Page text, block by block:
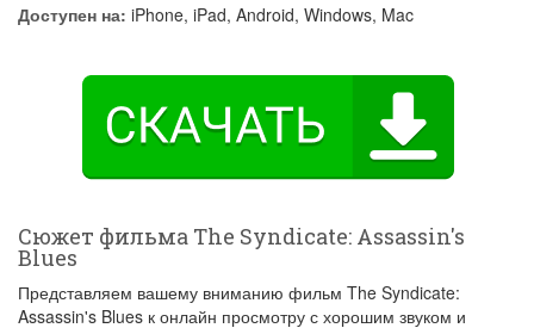
Доступен на: iPhone, iPad, Android, Windows, Mac
Сюжет фильма The Syndicate: Assassin's
Blues
Представляем вашему вниманию фильм The Syndicate:
Assassin's Blues к онлайн просмотру с хорошим звуком и